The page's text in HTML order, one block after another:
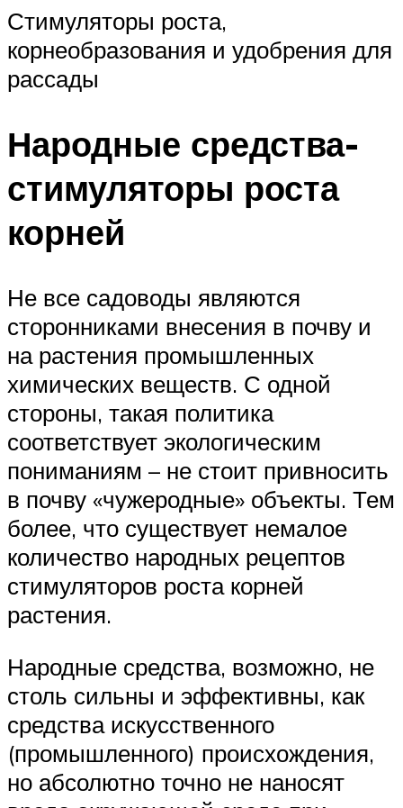
Стимуляторы роста,
корнеобразования и удобрения для
рассады
Народные средства-
стимуляторы роста
корней
Не все садоводы являются
сторонниками внесения в почву и
на растения промышленных
химических веществ. С одной
стороны, такая политика
соответствует экологическим
пониманиям – не стоит привносить
в почву «чужеродные» объекты. Тем
более, что существует немалое
количество народных рецептов
стимуляторов роста корней
растения.
Народные средства, возможно, не
столь сильны и эффективны, как
средства искусственного
(промышленного) происхождения,
но абсолютно точно не наносят